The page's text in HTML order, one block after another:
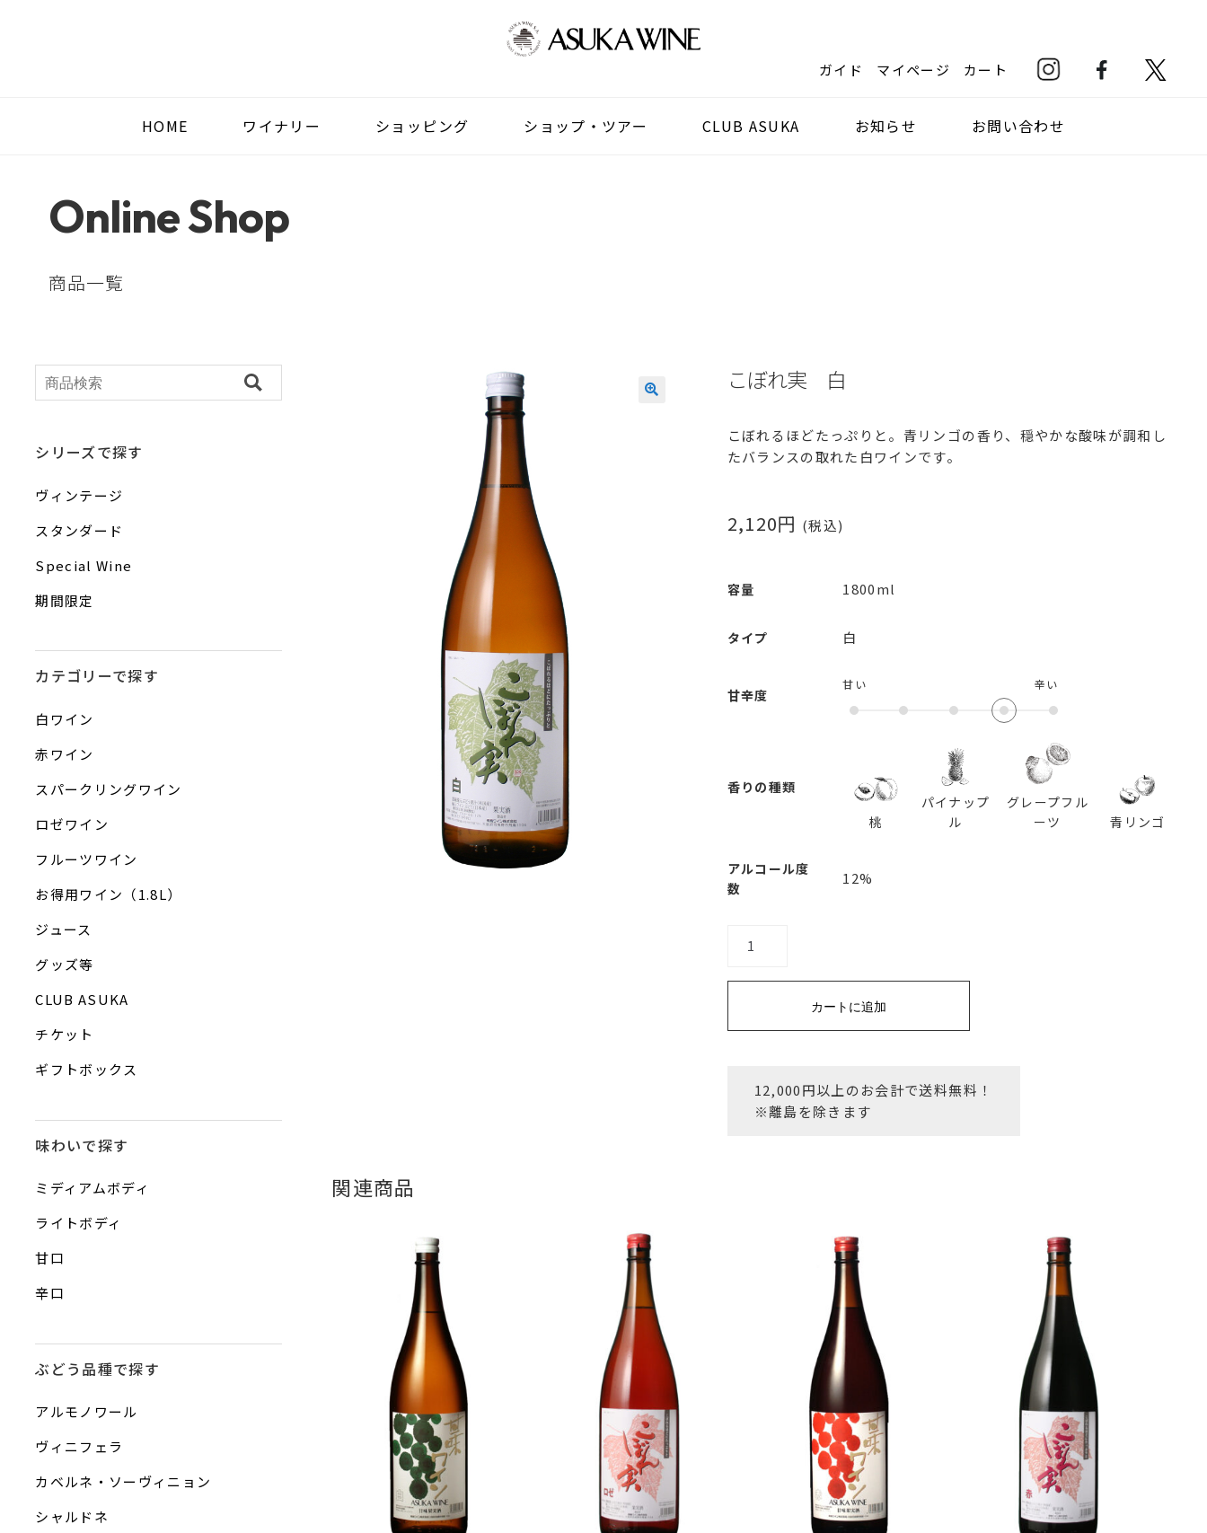
ガイド マイページ カート
HOME ワイナリー ショッピング ショップ・ツアー CLUB ASUKA お知らせ お問い合わせ
Online Shop
商品一覧
こぼれ実 白
こぼれるほどたっぷりと。青リンゴの香り、穏やかな酸味が調和し
たバランスの取れた白ワインです。
2,120円 (税込)
容量 1800ml
タイプ 白
甘辛度
甘い 辛い
香りの種類
桃
パイナップ
ル
グレープフル
ーツ
青リンゴ
アルコール度
数
12%
れ
カートに追加
12,000円以上のお会計で送料無料！
※離島を除きます
関連商品
シリーズで探す
ヴィンテージ
スタンダード
Special Wine
期間限定
カテゴリーで探す
白ワイン
赤ワイン
スパークリングワイン
ロゼワイン
フルーツワイン
お得用ワイン（1.8L）
ジュース
グッズ等
CLUB ASUKA
チケット
ギフトボックス
味わいで探す
ミディアムボディ
ライトボディ
甘口
辛口
ぶどう品種で探す
アルモノワール
ヴィニフェラ
カベルネ・ソーヴィニョン
シャルドネ